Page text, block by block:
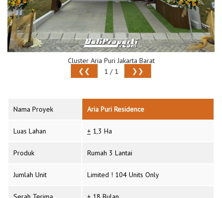
Cluster Aria Puri Jakarta Barat
1 / 1
❮❮ ❯❯
Nama Proyek Aria Puri Residence
Luas Lahan + 1,3 Ha
Produk Rumah 3 Lantai
Jumlah Unit Limited ! 104 Units Only